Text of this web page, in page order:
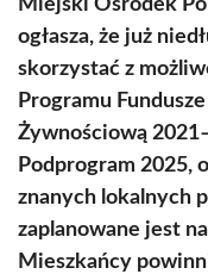
Miejski Ośrodek
ogłasza, że już
skorzystać z
Programu
Żywnościową
Podprogram 2025,
znanych lokalnych
zaplanowane jest
Mieszkańcy